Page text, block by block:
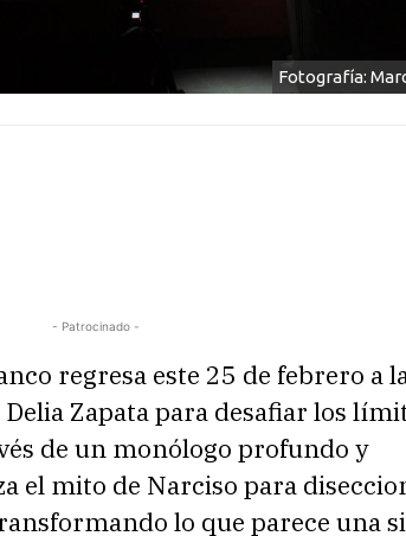
Fotografía:
- Patrocinado -
regresa este 25 de febrero a
Zapata para desafiar los
de un monólogo profundo y
el mito de Narciso para
lo que parece una